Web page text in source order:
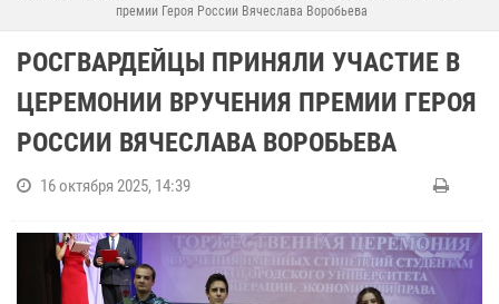
премии Героя России Вячеслава Воробьева
РОСГВАРДЕЙЦЫ ПРИНЯЛИ УЧАСТИЕ В
ЦЕРЕМОНИИ ВРУЧЕНИЯ ПРЕМИИ ГЕРОЯ
РОССИИ ВЯЧЕСЛАВА ВОРОБЬЕВА
16 октября 2025, 14:39